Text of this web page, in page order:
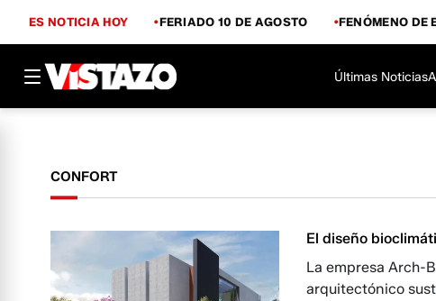
ES NOTICIA HOY FERIADO 10 DE AGOSTO FENÓMENO DE
Últimas Noticias
CONFORT
El diseño
La empresa Arch-
arquitectónico